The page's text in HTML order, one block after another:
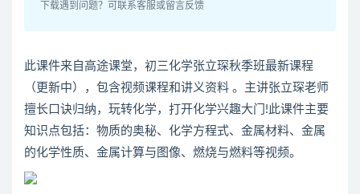
下载遇到问题？可联系客服或留言反馈
此课件来自高途课堂，初三化学张立琛秋季班最新课程
（更新中），包含视频课程和讲义资料 。主讲张立琛老师
擅长口诀归纳，玩转化学，打开化学兴趣大门!此课件主要
知识点包括：物质的奥秘、化学方程式、金属材料、金属
的化学性质、金属计算与图像、燃烧与燃料等视频。